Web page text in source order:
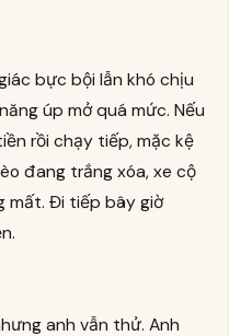
bực bội lẫn khó chịu
úp mở quá mức. Nếu
rồi chạy tiếp, mặc kệ
đang trắng xóa, xe cộ
mất. Đi tiếp bây giờ
anh vẫn thử. Anh